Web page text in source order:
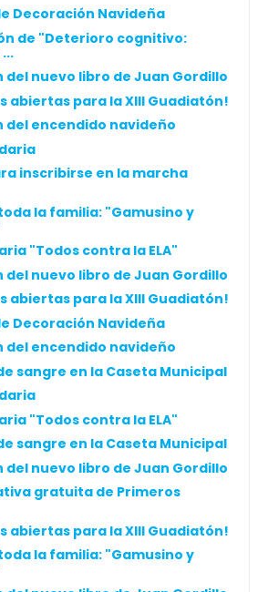
Decoración Navideña
de "Deterioro cognitivo:
del nuevo libro de Juan Gordillo
abiertas para la XIII Guadiatón!
del encendido navideño
inscribirse en la marcha
la familia: "Gamusino y
"Todos contra la ELA"
del nuevo libro de Juan Gordillo
abiertas para la XIII Guadiatón!
Decoración Navideña
del encendido navideño
sangre en la Caseta Municipal
"Todos contra la ELA"
sangre en la Caseta Municipal
del nuevo libro de Juan Gordillo
gratuita de Primeros
abiertas para la XIII Guadiatón!
la familia: "Gamusino y